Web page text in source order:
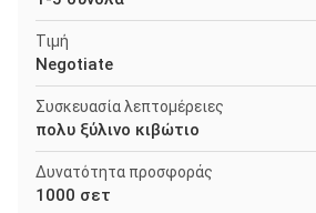
Τιμή
Negotiate
Συσκευασία λεπτομέρειες
πολυ ξύλινο κιβώτιο
Δυνατότητα προσφοράς
1000 σετ